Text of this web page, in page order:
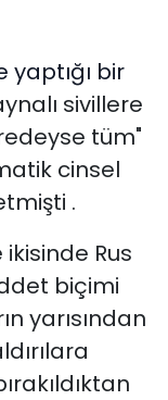
bir
sivillere
tüm"
cinsel
.
Rus
biçimi
yarısından